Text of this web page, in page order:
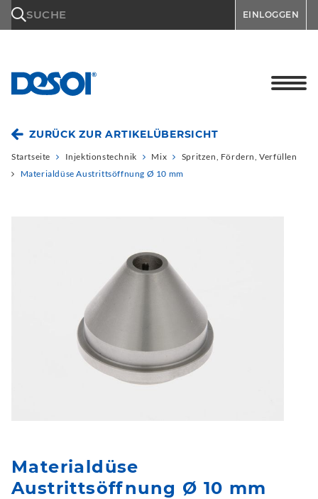
SUCHE EINLOGGEN
ZURÜCK ZUR ARTIKELÜBERSICHT
Startseite Injektionstechnik Mix
Spritzen, Fördern, Verfüllen
Materialdüse Austrittsöffnung Ø 10 mm
Materialdüse
Austrittsöffnung Ø 10 mm